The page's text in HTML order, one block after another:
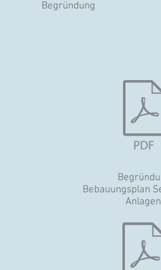
Begründung
Bebauungsplan
Anlagen